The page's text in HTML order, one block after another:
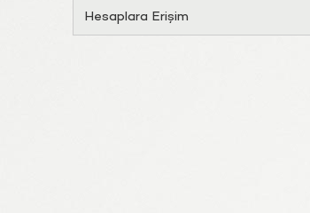
Hesaplara Erişim